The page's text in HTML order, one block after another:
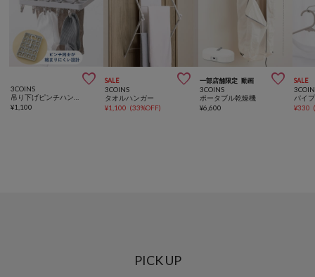

3COINS
¥1,100
SALE 
3COINS
タオルハンガー
¥1,100 (33%OFF)
一部店舗限定 動画 
3COINS
ポータブル乾燥機
¥6,600
SALE
¥330
PICK UP